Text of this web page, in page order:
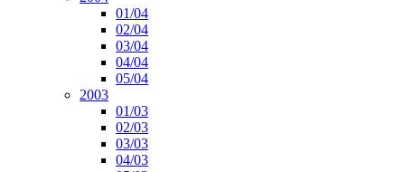
01/04
02/04
03/04
04/04
05/04
2003
01/03
02/03
03/03
04/03